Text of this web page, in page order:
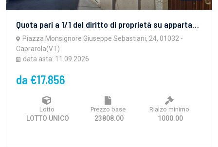
Quota pari a 1/1 del diritto di proprietà su appartamento sito in Caprarola (VT), Piazza Monsignore Giuseppe Sebastiani n. 24, piano terra (bene 1) composto da soggiorno, cucina, camera e bagno; cantina ubicata nel Comune di Caprarola (VT), Piazza Monsignor Giuseppe Sebastiani n. 25, piano S1 (bene 2) accessibile attraverso la suddetta scala interna
Piazza Monsignore Giuseppe Sebastiani, 24, 01032 -
Caprarola(VT)
data asta: 11.09.2026
da €17.856
Lotto
LOTTO UNICO
Prezzo base
23808.00
Rialzo minimo
1000.00